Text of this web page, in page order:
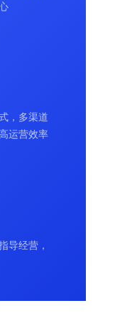
，多渠道
运营效率
导经营，